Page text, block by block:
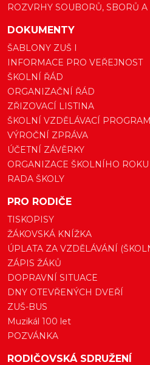
ROZVRHY SOUBORŮ, SBORŮ
DOKUMENTY
ŠABLONY ZUŠ I
INFORMACE PRO VEŘEJNOST
ŠKOLNÍ ŘÁD
ORGANIZAČNÍ ŘÁD
ZŘIZOVACÍ LISTINA
ŠKOLNÍ VZDĚLÁVACÍ PROGRAM
VÝROČNÍ ZPRÁVA
ÚČETNÍ ZÁVĚRKY
ORGANIZACE ŠKOLNÍHO ROKU
RADA ŠKOLY
PRO RODIČE
TISKOPISY
ŽÁKOVSKÁ KNÍŽKA
ÚPLATA ZA VZDĚLÁVÁNÍ
ZÁPIS ŽÁKŮ
DOPRAVNÍ SITUACE
DNY OTEVŘENÝCH DVEŘÍ
ZUŠ-BUS
Muzikál 100 let
POZVÁNKA
RODIČOVSKÁ SDRUŽENÍ